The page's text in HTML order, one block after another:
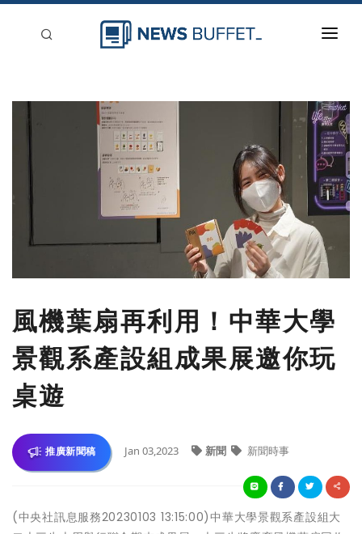
風機葉扇再利用！中華大學
景觀系產設組成果展邀你玩
桌遊
推廣新聞稿 Jan 03,2023 新聞 新聞時事
(中央社訊息服務20230103 13:15:00)中華大學景觀系產設組大